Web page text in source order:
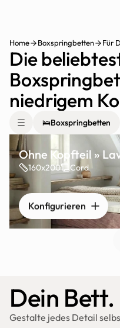
Home Boxspringbetten Für
Die
niedrigem
🛌Boxspringbetten
Ohne Kopfteil »
160x200 Cord
Konfigurieren
Dein
Gestalte jedes Detail